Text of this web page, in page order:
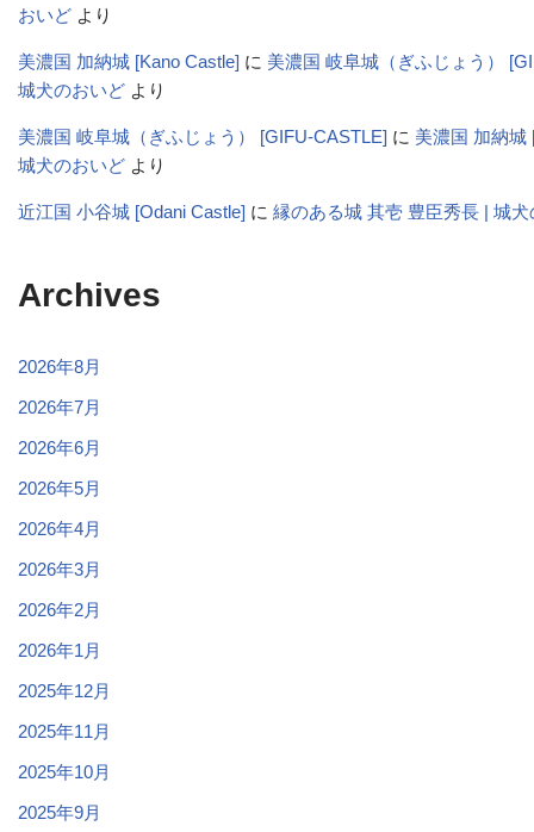
おいど より
美濃国 加納城 [Kano Castle] に 美濃国 岐阜城（ぎふじょう）
城犬のおいど より
美濃国 岐阜城（ぎふじょう） [GIFU-CASTLE] に 美濃国 加納城
城犬のおいど より
近江国 小谷城 [Odani Castle] に 縁のある城 其壱 豊臣秀長 | 城
Archives
2026年8月
2026年7月
2026年6月
2026年5月
2026年4月
2026年3月
2026年2月
2026年1月
2025年12月
2025年11月
2025年10月
2025年9月